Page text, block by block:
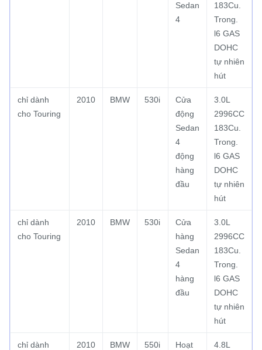
Sedan
4
183Cu.
Trong.
l6 GAS
DOHC
tự nhiên
hút
chỉ dành
cho Touring
2010 BMW 530i
Cửa
động
Sedan
4
động
hàng
đầu
3.0L
2996CC
183Cu.
Trong.
l6 GAS
DOHC
tự nhiên
hút
chỉ dành
cho Touring
2010 BMW 530i
Cửa
hàng
Sedan
4
hàng
đầu
3.0L
2996CC
183Cu.
Trong.
l6 GAS
DOHC
tự nhiên
hút
chỉ dành
2010 BMW 550i
Hoạt
4.8L